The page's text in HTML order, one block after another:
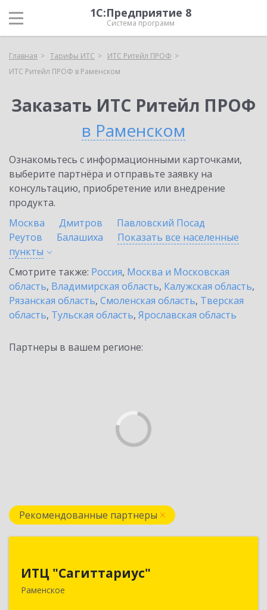
1С:Предприятие 8
Система программ
Главная Тарифы ИТС
ИТС Ритейл ПРОФ
ИТС Ритейл ПРОФ в Раменском
Заказать ИТС Ритейл ПРОФ
в Раменском
Ознакомьтесь с информационными карточками,
выберите партнёра и отправьте заявку на
консультацию, приобретение или внедрение
продукта.
Москва
Дмитров
Павловский Посад
Реутов
Балашиха
Показать все населенные
пункты
Смотрите также: Россия, Москва и Московская
область, Владимирская область, Калужская область,
Рязанская область, Смоленская область, Тверская
область, Тульская область, Ярославская область
Партнеры в вашем регионе:
Рекомендованные партнеры
ИТЦ "Сагиттариус"
Раменское
140103, Московская обл, Раменское г,
Приборостроителей ул, дом № 16А, кв.16